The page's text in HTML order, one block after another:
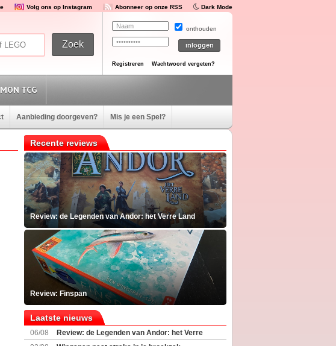
Volg ons op Instagram Abonneer op onze RSS Dark Mode
onthouden
Registreren Wachtwoord vergeten?
TCG
Aanbieding doorgeven? Mis je een Spel?
Recente reviews
Review: de Legenden van Andor: het Verre Land
Review: Finspan
Laatste nieuws
06/08
Review: de Legenden van Andor: het Verre
Land